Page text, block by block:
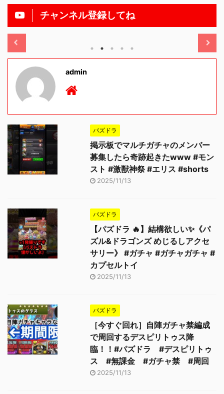
チャンネル登録してね
11/13
admin
パズドラ
掲示板でマルチガチャのメンバー
募集したら奇跡起きたwww #モン
スト #激獣神祭 #エリス #shorts
2025/11/13
パズドラ
【パズドラ 🔥】結構欲しい✨《パ
ズル&ドラゴンズ めじるしアクセ
サリー》 #ガチャ #ガチャガチャ #
カプセルトイ
2025/11/13
パズドラ
［今すぐ回れ］自陣ガチャ禁編成
で周回するデスピリトゥス降
臨！！#パズドラ #デスピリトゥ
ス #無課金 #ガチャ禁 #周回
2025/11/13